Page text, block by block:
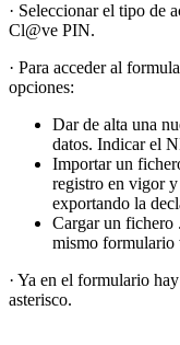
· Seleccionar el tipo de
Cl@ve PIN.
· Para acceder al
opciones:
Dar de alta una
datos. Indicar el
Importar un
registro en vigor
exportando la
Cargar un fichero
mismo formulario
· Ya en el formulario
asterisco.